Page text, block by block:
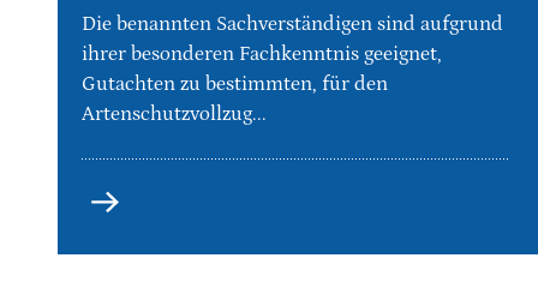
Die benannten Sachverständigen sind aufgrund
ihrer besonderen Fachkenntnis geeignet,
Gutachten zu bestimmten, für den
Artenschutzvollzug...
Sachverständige